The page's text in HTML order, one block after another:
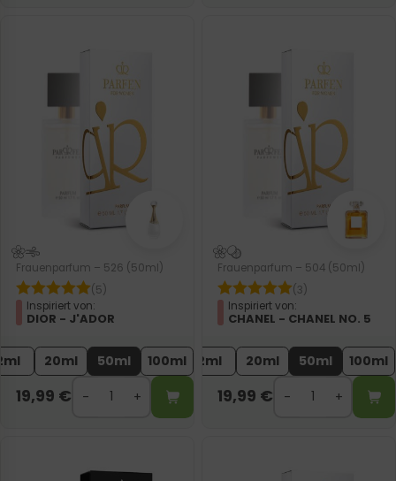
Frauenparfum – 526 (50ml)
(5)
Inspiriert von:
DIOR - J'ADOR
20ml 50ml 100ml
19,99 €
Frauenparfum – 504 (50ml)
(3)
Inspiriert von:
CHANEL - CHANEL NO. 5
2ml 20ml 50ml 100ml
19,99 €